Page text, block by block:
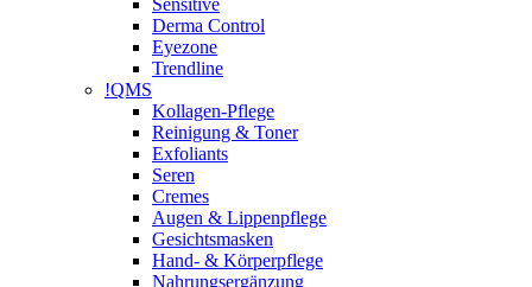
Sensitive
Derma Control
Eyezone
Trendline
!QMS
Kollagen-Pflege
Reinigung & Toner
Exfoliants
Seren
Cremes
Augen & Lippenpflege
Gesichtsmasken
Hand- & Körperpflege
Nahrungsergänzung